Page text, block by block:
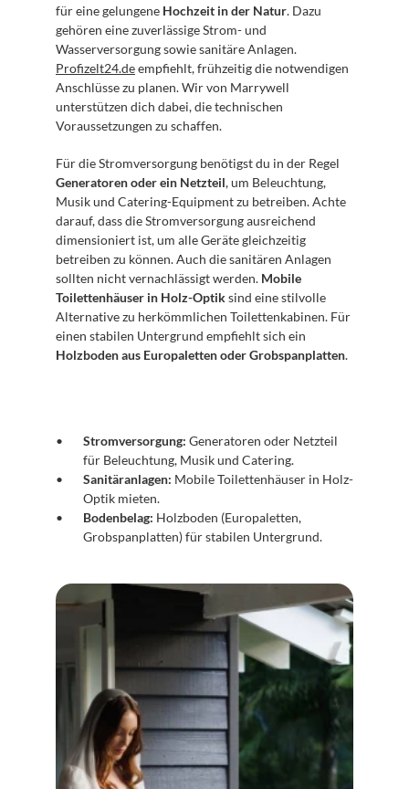
für eine gelungene Hochzeit in der Natur. Dazu
gehören eine zuverlässige Strom- und
Profizelt24.de empfiehlt, frühzeitig die notwendigen
Anschlüsse zu planen. Wir von Marrywell
unterstützen dich dabei, die technischen
Voraussetzungen zu schaffen.
Generatoren oder ein Netzteil, um Beleuchtung,
Musik und Catering-Equipment zu betreiben. Achte
darauf, dass die Stromversorgung ausreichend
dimensioniert ist, um alle Geräte gleichzeitig
betreiben zu können. Auch die sanitären Anlagen
sollten nicht vernachlässigt werden. Mobile
Toilettenhäuser in Holz-Optik sind eine stilvolle
Alternative zu herkömmlichen Toilettenkabinen. Für
Holzboden aus Europaletten oder Grobspanplatten.
Stromversorgung: Generatoren oder Netzteil
für Beleuchtung, Musik und Catering.
Sanitäranlagen: Mobile Toilettenhäuser in Holz-
Optik mieten.
Bodenbelag: Holzboden (Europaletten,
Grobspanplatten) für stabilen Untergrund.